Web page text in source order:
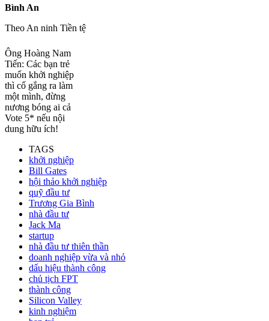
Bình An
Theo An ninh Tiền tệ
Ông Hoàng Nam
Tiến: Các bạn trẻ
muốn khởi nghiệp
thì cố gắng ra làm
một mình, đừng
nương bóng ai cả
Vote 5* nếu nội
dung hữu ích!
TAGS
khởi nghiệp
Bill Gates
hội thảo khởi nghiệp
quỹ đầu tư
Trương Gia Bình
nhà đầu tư
Jack Ma
startup
nhà đầu tư thiên thần
doanh nghiệp vừa và nhỏ
dấu hiệu thành công
chủ tịch FPT
thành công
Silicon Valley
kinh nghiệm